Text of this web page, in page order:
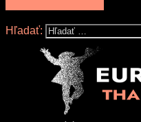
Hľadať: